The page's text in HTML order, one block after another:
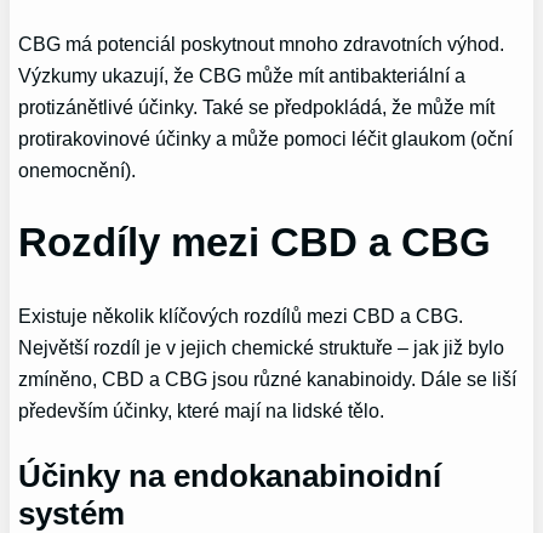
CBG má potenciál poskytnout mnoho zdravotních výhod.
Výzkumy ukazují, že CBG může mít antibakteriální a
protizánětlivé účinky. Také se předpokládá, že může mít
protirakovinové účinky a může pomoci léčit glaukom (oční
onemocnění).
Rozdíly mezi CBD a CBG
Existuje několik klíčových rozdílů mezi CBD a CBG.
Největší rozdíl je v jejich chemické struktuře – jak již bylo
zmíněno, CBD a CBG jsou různé kanabinoidy. Dále se liší
především účinky, které mají na lidské tělo.
Účinky na endokanabinoidní
systém